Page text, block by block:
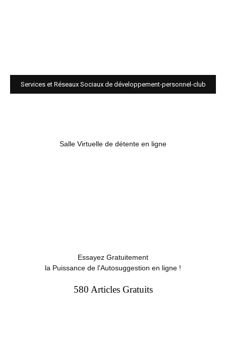
Services et Réseaux Sociaux de développement-personnel-club
Salle Virtuelle de détente en ligne
Essayez Gratuitement
la Puissance de l'Autosuggestion en ligne !
580 Articles Gratuits